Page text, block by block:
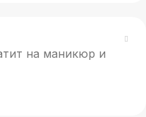
на маникюр и